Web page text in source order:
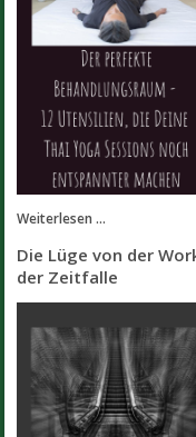
Weiterlesen ...
Die Lüge von der
der Zeitfalle